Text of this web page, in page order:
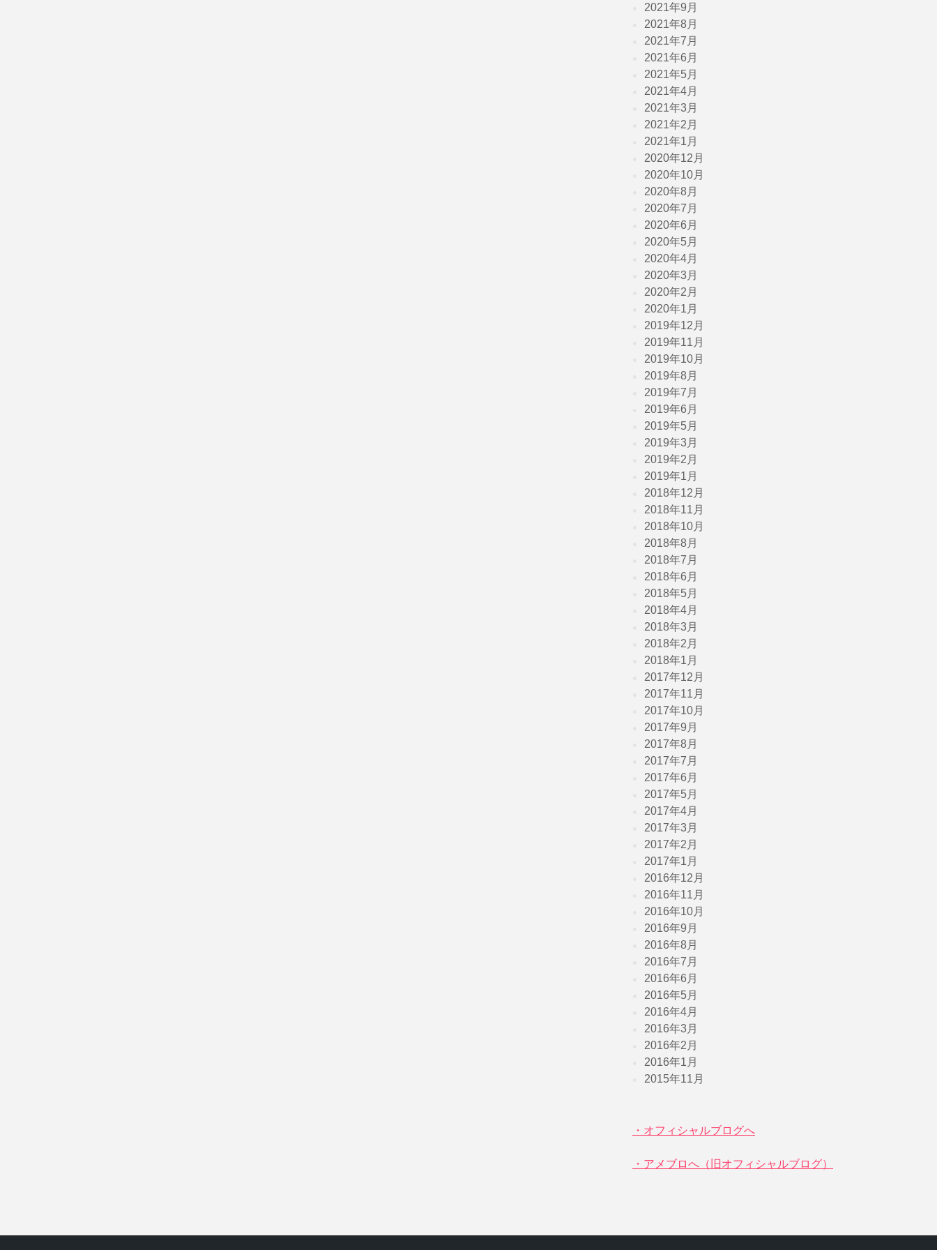
2021年9月
2021年8月
2021年7月
2021年6月
2021年5月
2021年4月
2021年3月
2021年2月
2021年1月
2020年12月
2020年10月
2020年8月
2020年7月
2020年6月
2020年5月
2020年4月
2020年3月
2020年2月
2020年1月
2019年12月
2019年11月
2019年10月
2019年8月
2019年7月
2019年6月
2019年5月
2019年3月
2019年2月
2019年1月
2018年12月
2018年11月
2018年10月
2018年8月
2018年7月
2018年6月
2018年5月
2018年4月
2018年3月
2018年2月
2018年1月
2017年12月
2017年11月
2017年10月
2017年9月
2017年8月
2017年7月
2017年6月
2017年5月
2017年4月
2017年3月
2017年2月
2017年1月
2016年12月
2016年11月
2016年10月
2016年9月
2016年8月
2016年7月
2016年6月
2016年5月
2016年4月
2016年3月
2016年2月
2016年1月
2015年11月
・オフィシャルブログへ
・アメブロへ（旧オフィシャルブログ）